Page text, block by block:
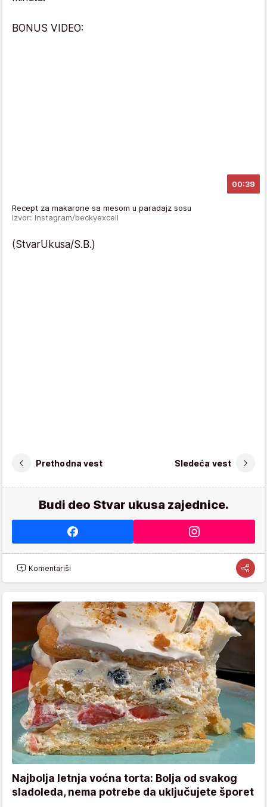
BONUS VIDEO:
00:39
Recept za makarone sa mesom u paradajz sosu
Izvor: Instagram/beckyexcell
(StvarUkusa/S.B.)
Prethodna vest Sledeća vest
Budi deo Stvar ukusa zajednice.
Komentariši
Najbolja letnja voćna torta: Bolja od svakog
sladoleda, nema potrebe da uključujete šporet